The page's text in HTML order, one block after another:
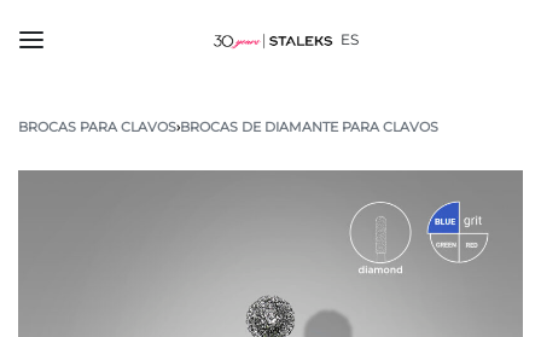
ES
BROCAS PARA CLAVOS›BROCAS DE DIAMANTE PARA CLAVOS